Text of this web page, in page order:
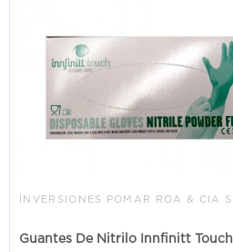
INVERSIONES POMAR ROA & CIA S
Guantes De Nitrilo Innfinitt Touch